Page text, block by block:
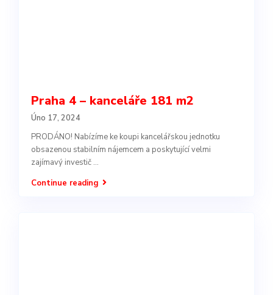
Praha 4 – kanceláře 181 m2
Úno 17, 2024
PRODÁNO! Nabízíme ke koupi kancelářskou jednotku
obsazenou stabilním nájemcem a poskytující velmi
zajímavý investič ...
Continue reading